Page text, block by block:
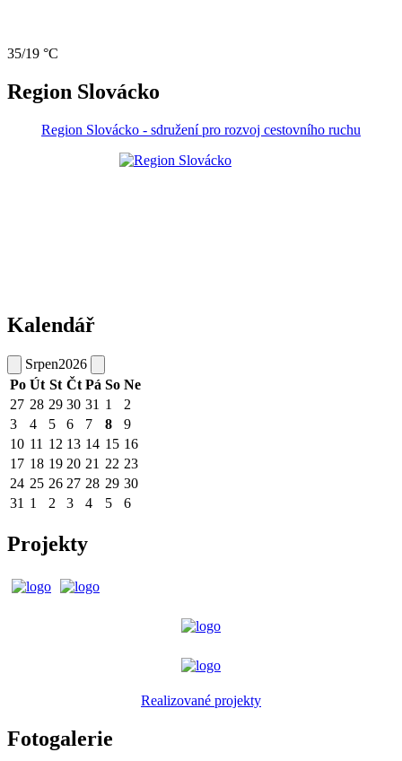
35/19 °C
Region Slovácko
Region Slovácko - sdružení pro rozvoj cestovního ruchu
Kalendář
Srpen2026
Po Út St Čt Pá So Ne
27 28 29 30 31 1
2
3
4 5 6 7 8
9
10 11 12 13 14 15 16
17 18 19 20 21 22 23
24 25 26 27 28 29 30
31 1 2 3 4 5 6
Projekty
Realizované projekty
Fotogalerie